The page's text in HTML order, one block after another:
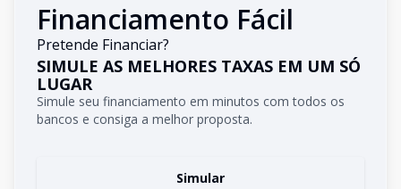
Financiamento Fácil
Pretende Financiar?
SIMULE AS MELHORES TAXAS EM UM SÓ
LUGAR
Simule seu financiamento em minutos com todos os
bancos e consiga a melhor proposta.
Simular